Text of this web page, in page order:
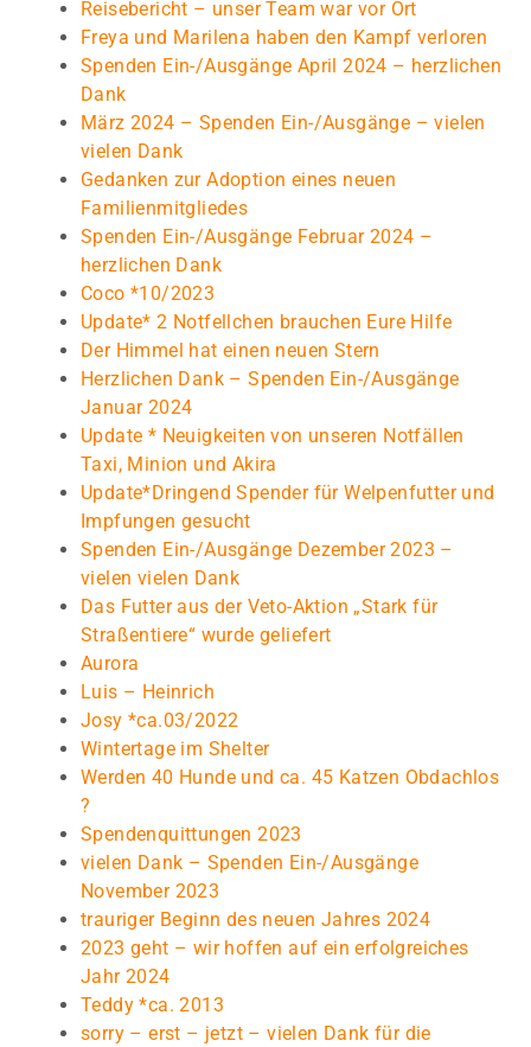
Reisebericht – unser Team war vor Ort
Freya und Marilena haben den Kampf verloren
Spenden Ein-/Ausgänge April 2024 – herzlichen
Dank
März 2024 – Spenden Ein-/Ausgänge – vielen
vielen Dank
Gedanken zur Adoption eines neuen
Familienmitgliedes
Spenden Ein-/Ausgänge Februar 2024 –
herzlichen Dank
Coco *10/2023
Update* 2 Notfellchen brauchen Eure Hilfe
Der Himmel hat einen neuen Stern
Herzlichen Dank – Spenden Ein-/Ausgänge
Januar 2024
Update * Neuigkeiten von unseren Notfällen
Taxi, Minion und Akira
Update*Dringend Spender für Welpenfutter und
Impfungen gesucht
Spenden Ein-/Ausgänge Dezember 2023 –
vielen vielen Dank
Das Futter aus der Veto-Aktion „Stark für
Straßentiere“ wurde geliefert
Aurora
Luis – Heinrich
Josy *ca.03/2022
Wintertage im Shelter
Werden 40 Hunde und ca. 45 Katzen Obdachlos
?
Spendenquittungen 2023
vielen Dank – Spenden Ein-/Ausgänge
November 2023
trauriger Beginn des neuen Jahres 2024
2023 geht – wir hoffen auf ein erfolgreiches
Jahr 2024
Teddy *ca. 2013
sorry – erst – jetzt – vielen Dank für die